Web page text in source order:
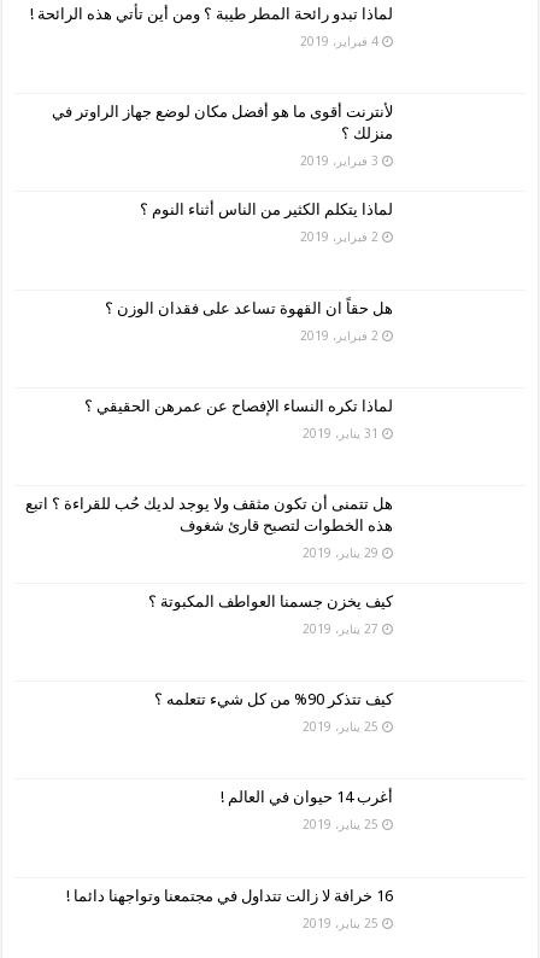
لماذا تبدو رائحة المطر طيبة ؟ ومن أين تأتي هذه الرائحة !
4 فبراير، 2019
لأنترنت أقوى ما هو أفضل مكان لوضع جهاز الراوتر في
منزلك ؟
3 فبراير، 2019
لماذا يتكلم الكثير من الناس أثناء النوم ؟
2 فبراير، 2019
هل حقاً ان القهوة تساعد على فقدان الوزن ؟
2 فبراير، 2019
لماذا تكره النساء الإفصاح عن عمرهن الحقيقي ؟
31 يناير، 2019
هل تتمنى أن تكون مثقف ولا يوجد لديك حُب للقراءة ؟ اتبع
هذه الخطوات لتصبح قارئ شغوف
29 يناير، 2019
كيف يخزن جسمنا العواطف المكبوتة ؟
27 يناير، 2019
كيف تتذكر 90% من كل شيء تتعلمه ؟
25 يناير، 2019
أغرب 14 حيوان في العالم !
25 يناير، 2019
16 خرافة لا زالت تتداول في مجتمعنا وتواجهنا دائما !
25 يناير، 2019